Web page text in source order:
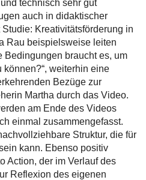
technisch sehr gut
auch in didaktischer
Kreativitätsförderung in
Rau beispielsweise leiten
Bedingungen braucht es, um
weiterhin eine
Bezüge zur
Martha durch das Video.
am Ende des Videos
einmal zusammengefasst.
Struktur, die für
kann. Ebenso positiv
Action, der im Verlauf des
Reflexion des eigenen